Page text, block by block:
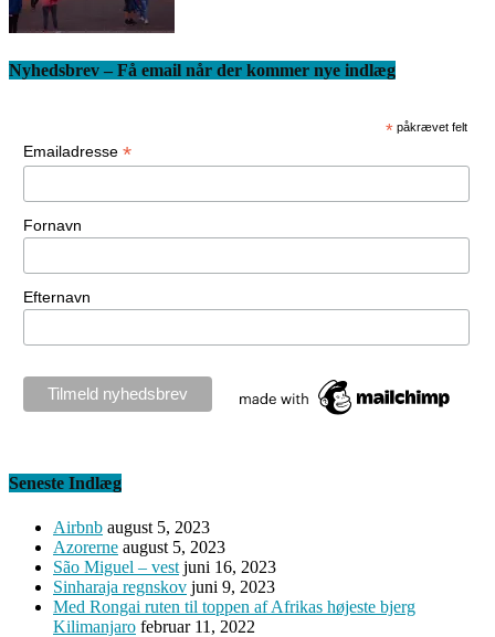
Nyhedsbrev – Få email når der kommer nye indlæg
* påkrævet felt
Emailadresse *
Fornavn
Efternavn
Seneste Indlæg
Airbnb august 5, 2023
Azorerne august 5, 2023
São Miguel – vest juni 16, 2023
Sinharaja regnskov juni 9, 2023
Med Rongai ruten til toppen af Afrikas højeste bjerg
Kilimanjaro februar 11, 2022